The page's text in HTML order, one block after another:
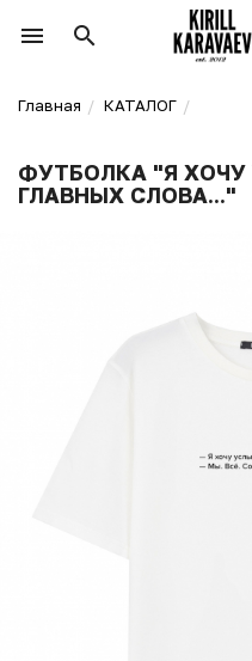
Главная КАТАЛОГ
ФУТБОЛКА "Я
ГЛАВНЫХ СЛОВА..."